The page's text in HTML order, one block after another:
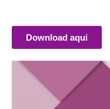
Download aqui